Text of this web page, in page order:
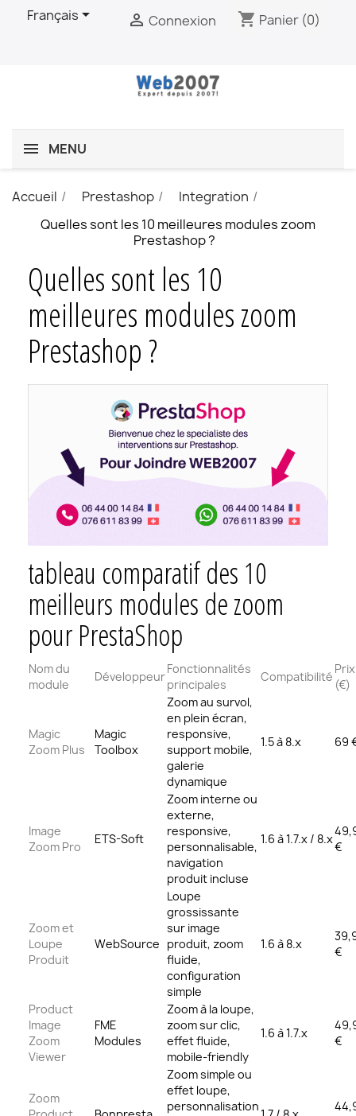
Français  Connexion shopping_cart Panier (0)
MENU
Accueil Prestashop
Integration
Quelles sont les 10 meilleures modules zoom
Prestashop ?
Quelles sont les 10
meilleures modules zoom
Prestashop ?
tableau comparatif des 10
meilleurs modules de zoom
pour PrestaShop
Nom du
module
Développeur
Fonctionnalités
principales
Compatibilité
Prix
(€)
Magic
Zoom Plus
Magic
Toolbox
Zoom au survol,
en plein écran,
responsive,
support mobile,
galerie
dynamique
1.5 à 8.x 69
Image
Zoom Pro
ETS-Soft
Zoom interne ou
externe,
responsive,
personnalisable,
navigation
produit incluse
1.6 à 1.7.x / 8.x
€
Zoom et
Loupe
Produit
WebSource
Loupe
grossissante
sur image
produit, zoom
fluide,
configuration
simple
1.6 à 8.x
€
Product
Image
Zoom
Viewer
FME
Modules
Zoom à la loupe,
zoom sur clic,
effet fluide,
mobile-friendly
1.6 à 1.7.x
€
Zoom
Zoom simple ou
effet loupe,
personnalisation